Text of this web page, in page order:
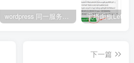
wordpress 同一服务器多个站点使用redis缓存
下一篇